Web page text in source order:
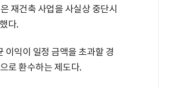
재건축 사업을 사실상 중단시
다.
이익이 일정 금액을 초과할 경
로 환수하는 제도다.